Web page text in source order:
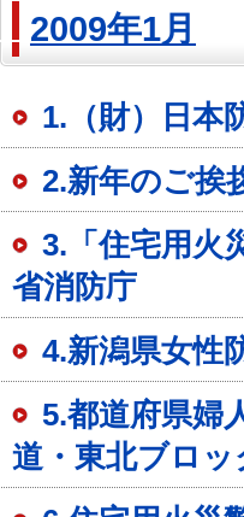
2009年1月
1.（財）日本
2.新年のご挨
3.「住宅用火
省消防庁
4.新潟県女性
5.都道府県婦
道・東北ブロ